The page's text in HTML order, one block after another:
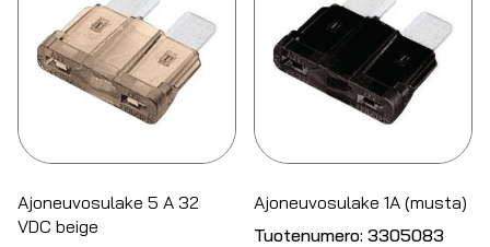
Ajoneuvosulake 5 A 32
VDC beige
Ajoneuvosulake 1A (musta)
Tuotenumero: 3305083